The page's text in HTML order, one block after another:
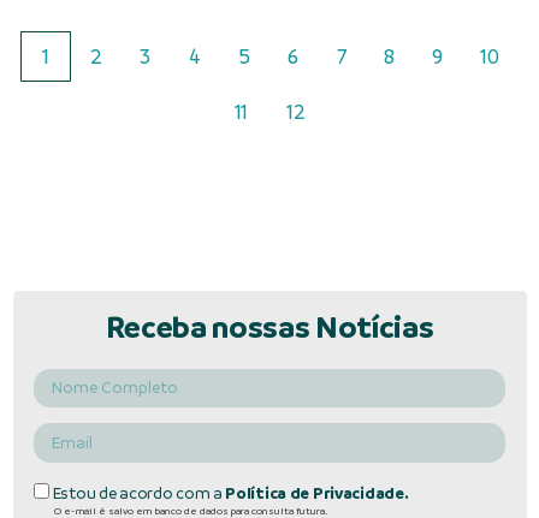
1 2 3 4 5 6 7 8 9 10
11 12
Receba nossas Notícias
Estou de acordo com a Política de Privacidade.
O e-mail é salvo em banco de dados para consulta futura.